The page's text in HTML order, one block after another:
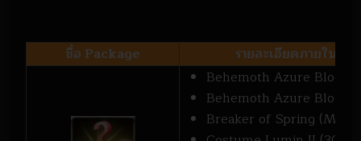
ชื่อ Package รายละเอียดภายใน
Behemoth Azure
Behemoth Azure
Breaker of Spring